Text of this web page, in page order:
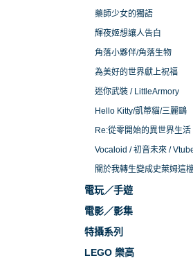
藥師少女的獨語
輝夜姬想讓人告白
角落小夥伴/角落生物
為美好的世界獻上祝福
迷你武裝 / LittleArmory
Hello Kitty/凱蒂貓/三麗鷗
Re:從零開始的異世界生活
Vocaloid / 初音未來 /
關於我轉生變成史萊姆這
電玩／手遊
電影／影集
特攝系列
LEGO 樂高